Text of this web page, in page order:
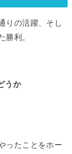
りの活躍、そし
勝利。
うか
ったことをホー